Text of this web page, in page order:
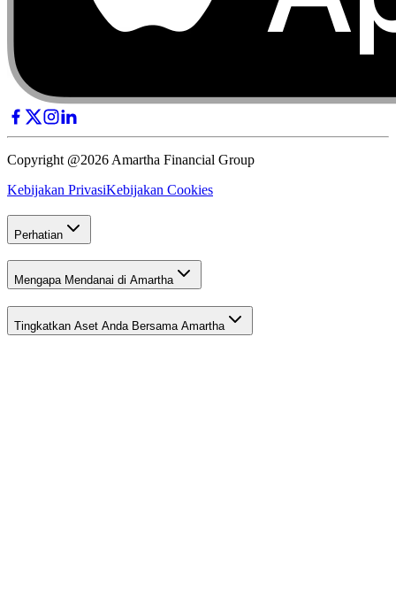
Copyright @2026 Amartha Financial Group
Kebijakan PrivasiKebijakan Cookies
Perhatian
Mengapa Mendanai di Amartha
Tingkatkan Aset Anda Bersama Amartha